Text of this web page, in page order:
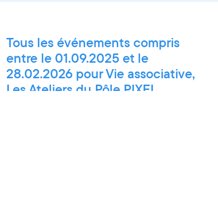
Tous les événements compris
entre le 01.09.2025 et le
28.02.2026 pour Vie associative,
Les Ateliers du Pôle PIXEL